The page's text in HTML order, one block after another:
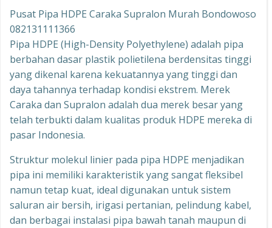
Pusat Pipa HDPE Caraka Supralon Murah Bondowoso
082131111366
Pipa HDPE (High-Density Polyethylene) adalah pipa
berbahan dasar plastik polietilena berdensitas tinggi
yang dikenal karena kekuatannya yang tinggi dan
daya tahannya terhadap kondisi ekstrem. Merek
Caraka dan Supralon adalah dua merek besar yang
telah terbukti dalam kualitas produk HDPE mereka di
pasar Indonesia.
Struktur molekul linier pada pipa HDPE menjadikan
pipa ini memiliki karakteristik yang sangat fleksibel
namun tetap kuat, ideal digunakan untuk sistem
saluran air bersih, irigasi pertanian, pelindung kabel,
dan berbagai instalasi pipa bawah tanah maupun di